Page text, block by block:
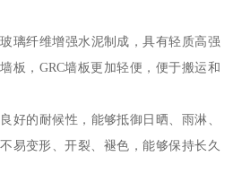
璃纤维增强水泥制成，具有轻质高强
板，GRC墙板更加轻便，便于搬运和
好的耐候性，能够抵御日晒、雨淋、
易变形、开裂、褪色，能够保持长久